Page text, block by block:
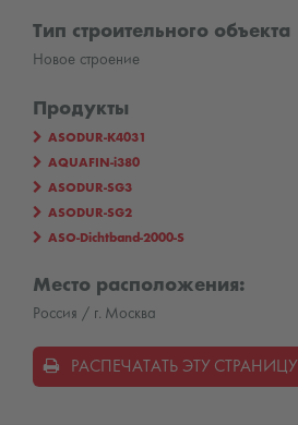
Тип строительного объекта
Новое строение
Продукты
ASODUR-K4031
AQUAFIN-i380
ASODUR-SG3
ASODUR-SG2
ASO-Dichtband-2000-S
Место расположения:
Россия / г. Москва
РАСПЕЧАТАТЬ ЭТУ СТРАНИЦУ